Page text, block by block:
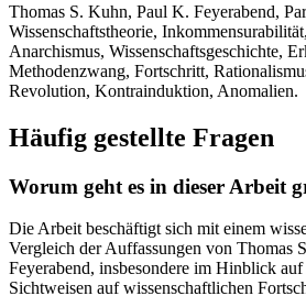
Thomas S. Kuhn, Paul K. Feyerabend,
Wissenschaftstheorie,
Anarchismus, Wissenschaftsgeschichte,
Methodenzwang, Fortschritt,
Revolution, Kontrainduktion, Anomalien.
Häufig gestellte Fragen
Worum geht es in dieser Arbeit
Die Arbeit beschäftigt sich mit einem
Vergleich der Auffassungen von Thomas
Feyerabend, insbesondere im Hinblick
Sichtweisen auf wissenschaftlichen